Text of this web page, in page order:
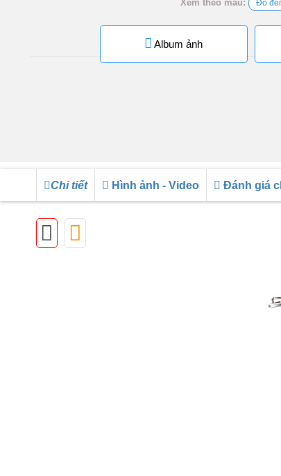
Xem theo màu: Đỏ
Album ảnh
Chi tiết Hình ảnh - Video Đánh giá